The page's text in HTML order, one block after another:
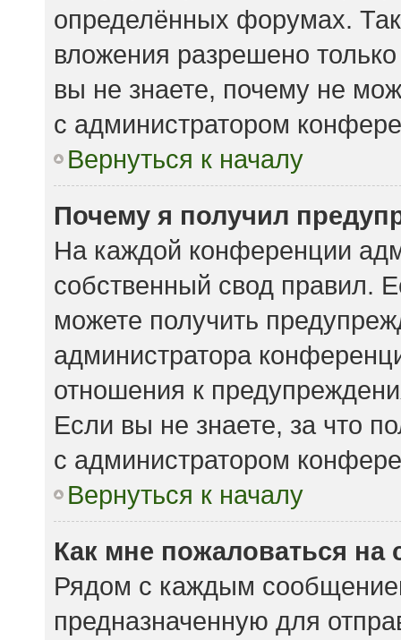
определённых форумах.
вложения разрешено
вы не знаете, почему не
с администратором
Вернуться к началу
Почему я получил
На каждой конференции
собственный свод правил.
можете получить
администратора
отношения к
Если вы не знаете, за что
с администратором
Вернуться к началу
Как мне пожаловаться
Рядом с каждым
предназначенную для